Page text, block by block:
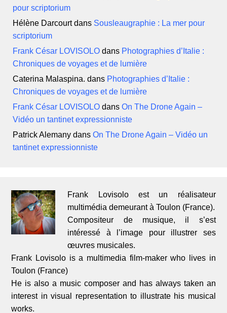
pour scriptorium
Hélène Darcourtdans Sousleaugraphie : La mer pour
scriptorium
Frank César LOVISOLO dans Photographies d’Italie :
Chroniques de voyages et de lumière
Caterina Malaspina. dans Photographies d’Italie :
Chroniques de voyages et de lumière
Frank César LOVISOLO dansOn The Drone Again –
Vidéo un tantinet expressionniste
Patrick Alemany dansOn The Drone Again – Vidéo un
tantinet expressionniste
Frank Lovisolo est un réalisateur
multimédia demeurant à Toulon (France).
Compositeur de musique, il s’est
intéressé à l’image pour illustrer ses
œuvres musicales.
Frank Lovisolo is a multimedia film-maker who lives in
Toulon (France)
He is also a music composer and has always taken an
interest in visual representation to illustrate his musical
works.